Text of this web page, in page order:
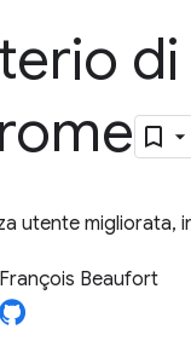
utente migliorata,
François Beaufort